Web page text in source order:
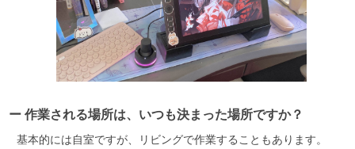
ー 作業される場所は、いつも決まった場所ですか？
基本的には自室ですが、リビングで作業することもあります。